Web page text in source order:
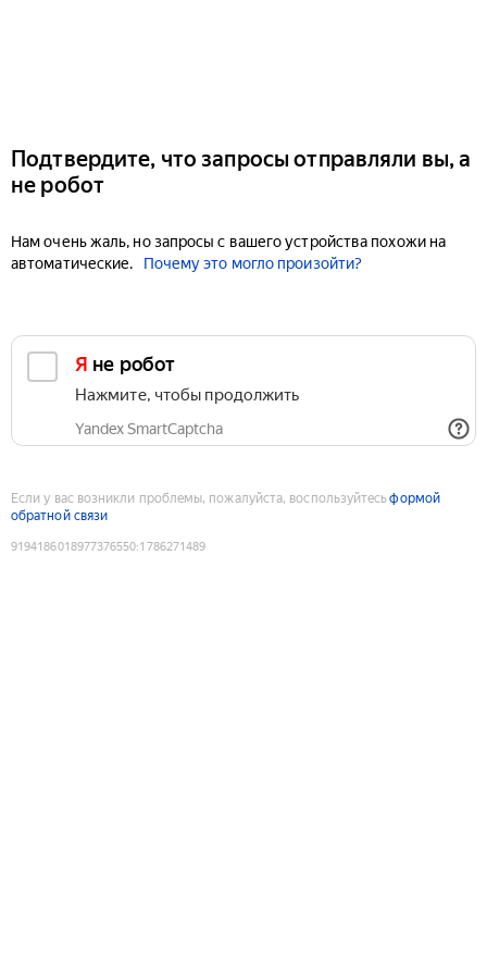
Подтвердите, что запросы отправляли вы, а
не робот
Нам очень жаль, но запросы с вашего устройства похожи на
автоматические.
Почему это могло произойти?
Я не робот
Нажмите, чтобы продолжить
Yandex SmartCaptcha
Если у вас возникли проблемы, пожалуйста, воспользуйтесьформой
обратной связи
9194186018977376550:1786271489